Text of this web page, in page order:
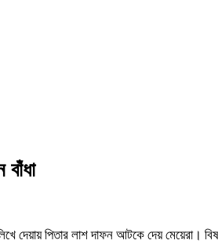
দেয়ায় পিতার লাশ দাফন আটকে দেয় মেয়েরা।